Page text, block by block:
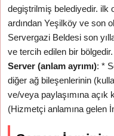
degiştrilmiş belediyedir. ilk
ardından Yeşilköy ve son
Servergazi Beldesi son
ve tercih edilen bir bölgedir.
Server (anlam ayrımı): *
diğer ağ bileşenlerinin
ve/veya paylaşımına açık
(Hizmetçi anlamına gelen